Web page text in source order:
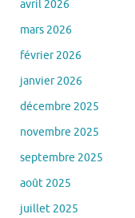
avril 2026
mars 2026
février 2026
janvier 2026
décembre 2025
novembre 2025
septembre 2025
août 2025
juillet 2025